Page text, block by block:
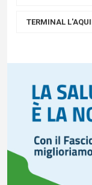
TERMINAL